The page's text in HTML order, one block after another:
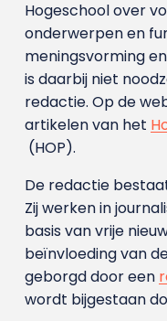
Hogeschool over
onderwerpen en
meningsvorming
is daarbij niet
redactie. Op de
artikelen van het
(HOP).
De redactie
Zij werken in
basis van vrije
beïnvloeding van
geborgd door een
wordt bijgestaan